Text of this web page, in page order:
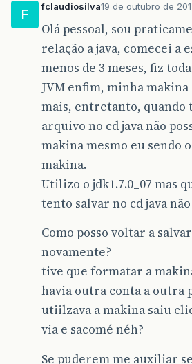
F
fclaudiosilva19 de outubro de
Olá pessoal, sou
relação a java, comecei a
menos de 3 meses, fiz
JVM enfim, minha
mais, entretanto, quando
arquivo no cd java não
makina mesmo eu sendo
makina.
Utilizo o jdk1.7.0_07 mas
tento salvar no cd java
Como posso voltar a
novamente?
tive que formatar a
havia outra conta a outra
utiilzava a makina saiu
via e sacomé néh?
Se puderem me auxiliar